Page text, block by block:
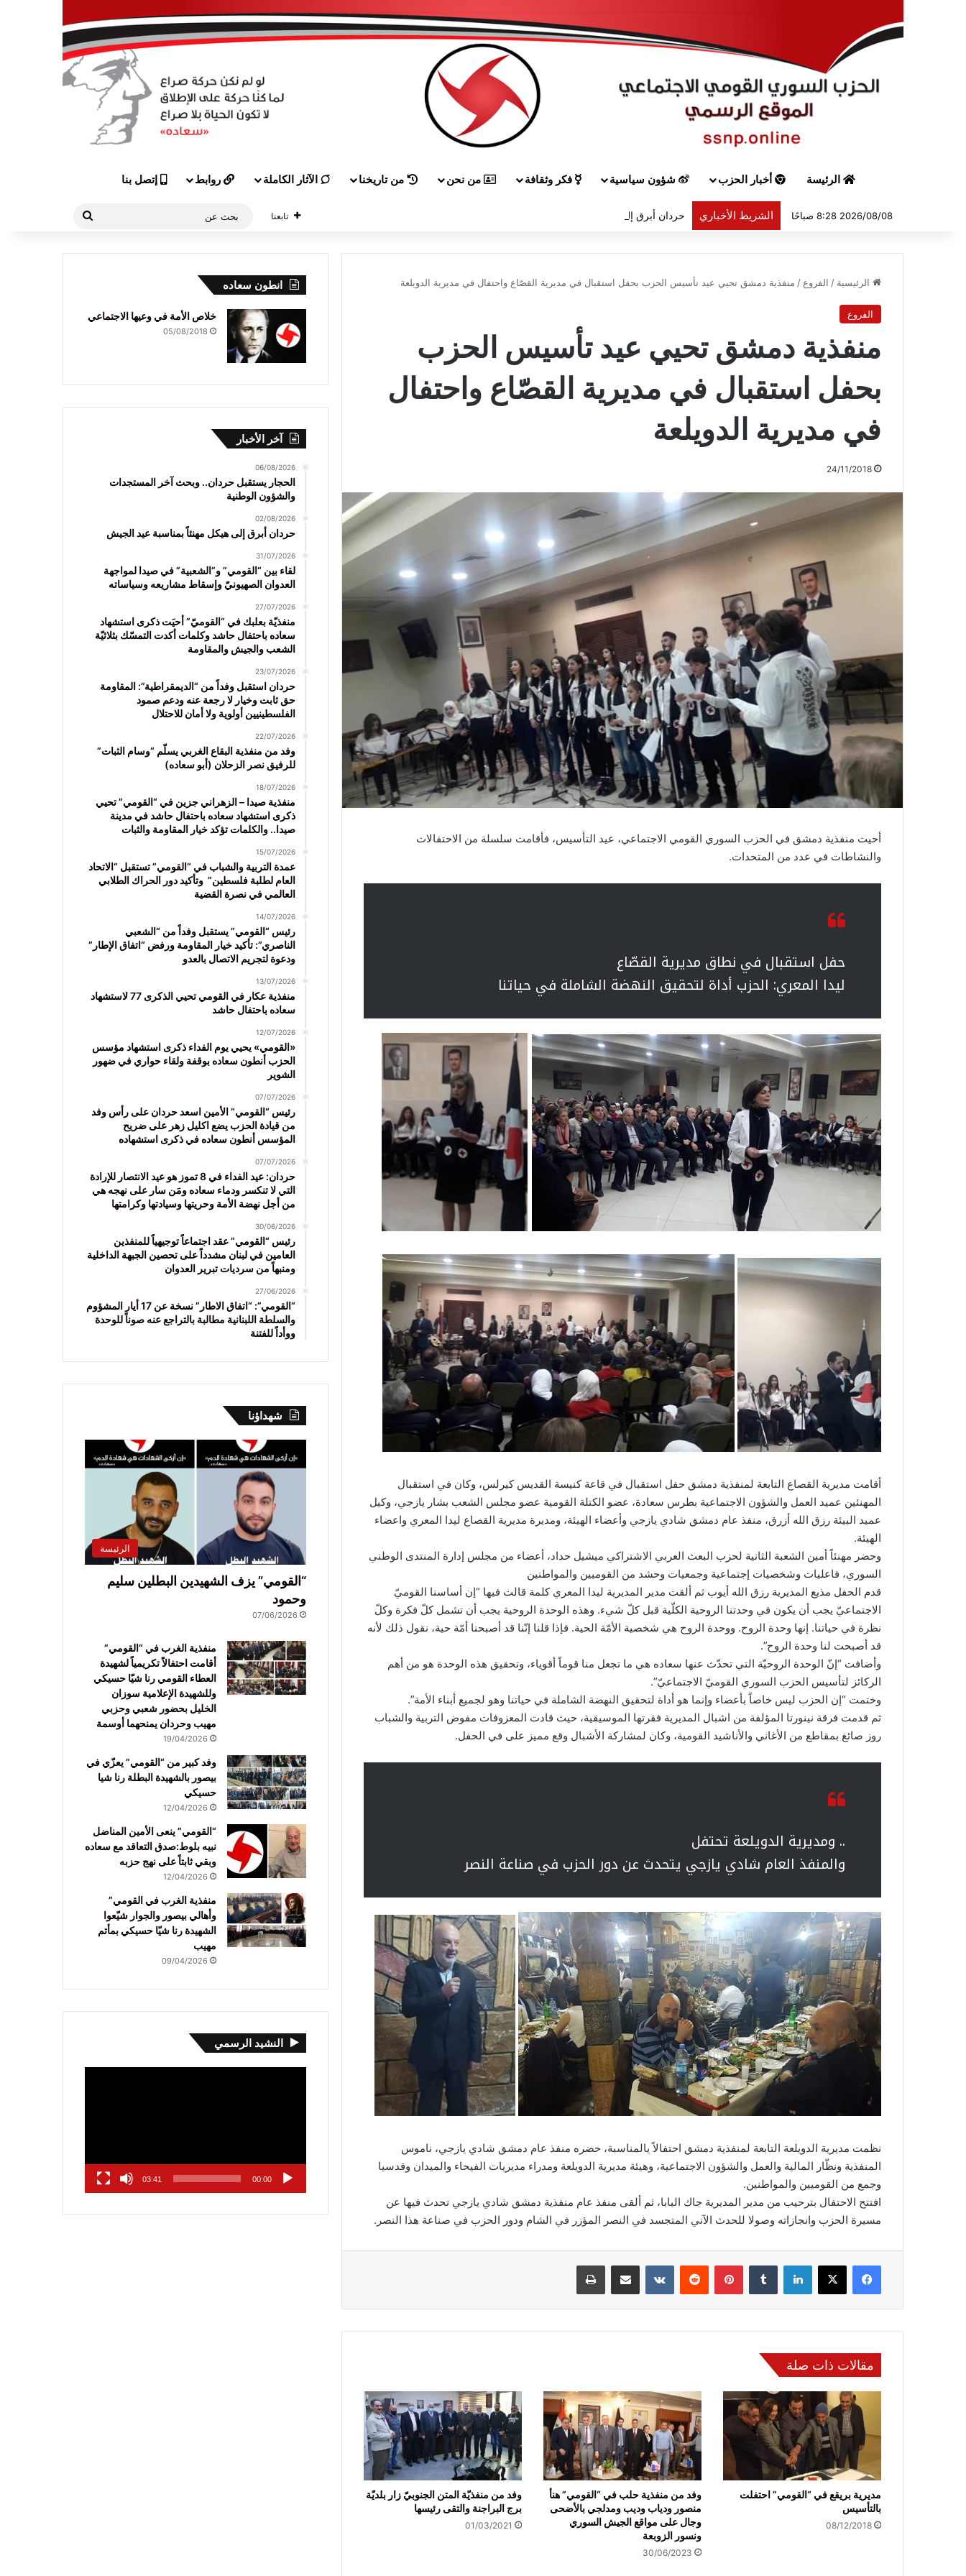
الرئيسة أخبار الحزب شؤون سياسية فكر وثقافة من نحن من تاريخنا الآثار الكاملة روابط إتصل بنا
2026/08/08 8:28 صباحًا الشريط الأخباري حردان أبرق إلى هيكل مهنئاً بمناسبة عيد الجيش تابعنا
الرئيسية / الفروع / منفذية دمشق تحيي عيد تأسيس الحزب بحفل استقبال في مديرية القصّاع واحتفال في مديرية الدويلعة
الفروع
منفذية دمشق تحيي عيد تأسيس الحزب
بحفل استقبال في مديرية القصّاع واحتفال
في مديرية الدويلعة
24/11/2018
أحيت منفذية دمشق في الحزب السوري القومي الاجتماعي، عيد التأسيس، فأقامت سلسلة من الاحتفالات
والنشاطات في عدد من المتحدات.
حفل استقبال في نطاق مديرية القصّاع
ليدا المعري: الحزب أداة لتحقيق النهضة الشاملة في حياتنا
أقامت مديرية القصاع التابعة لمنفذية دمشق حفل استقبال في قاعة كنيسة القديس كيرلس، وكان في استقبال
المهنئين عميد العمل والشؤون الاجتماعية بطرس سعادة، عضو الكتلة القومية عضو مجلس الشعب بشار يازجي، وكيل
عميد البيئة رزق الله أزرق، منفذ عام دمشق شادي يازجي وأعضاء الهيئة، ومديرة مديرية القصاع ليدا المعري واعضاء
الهيئة.
وحضر مهنئاً أمين الشعبة الثانية لحزب البعث العربي الاشتراكي ميشيل حداد، أعضاء من مجلس إدارة المنتدى الوطني
السوري، فاعليات وشخصيات إجتماعية وجمعيات وحشد من القوميين والمواطنين
قدم الحفل مذيع المديرية رزق الله أيوب ثم ألقت مدير المديرية ليدا المعري كلمة قالت فيها “إن أساسنا القوميّ
الاجتماعيّ يجب أن يكون في وحدتنا الروحية الكلّية قبل كلّ شيء. وهذه الوحدة الروحية يجب أن تشمل كلّ فكرة وكلّ
نظرة في حياتنا. إنها وحدة الروح. ووحدة الروح هي شخصية الأمّة الحية. فإذا قلنا إنّنا قد أصبحنا أمّة حية، نقول ذلك لأنه
قد أصبحت لنا وحدة الروح”.
وأضافت “إنّ الوحدة الروحيّة التي تحدّث عنها سعاده هي ما تجعل منا قوماً أقوياء، وتحقيق هذه الوحدة هو من أهم
الركائز لتأسيس الحزب السوري القوميّ الاجتماعيّ”.
وختمت “إن الحزب ليس خاصاً بأعضاء وإنما هو أداة لتحقيق النهضة الشاملة في حياتنا وهو لجميع أبناء الأمة”.
ثم قدمت فرقة نينورتا المؤلفة من اشبال المديرية فقرتها الموسيقية، حيث قادت المعزوفات مفوض التربية والشباب
روز صائغ بمقاطع من الأغاني والأناشيد القومية، وكان لمشاركة الأشبال وقع مميز على في الحفل.
.. ومديرية الدويلعة تحتفل
والمنفذ العام شادي يازجي يتحدث عن دور الحزب في صناعة النصر
نظمت مديرية الدويلعة التابعة لمنفذية دمشق احتفالاً يالمناسبة، حضره منفذ عام دمشق شادي يازجي، ناموس
المنفذية ونظّار المالية والعمل والشؤون الاجتماعية، وهيئة مديرية الدويلعة ومدراء مديريات الفيحاء والميدان وقدسيا
وجمع من القوميين والمواطنين.
افتتح الاحتفال بترحيب من مدير المديرية جاك البابا، ثم ألقى منفذ عام منفذية دمشق شادي يازجي تحدث فيها عن
مسيرة الحزب وانجازاته وصولا للحدث الآني المتجسد في النصر المؤزر في الشام ودور الحزب في صناعة هذا النصر.
فيسبوك لينكدإن بينتيريست
مقالات ذات صلة
مديرية بريقع في “القومي” احتفلت
بالتأسيس
08/12/2018
وفد من منفذية حلب في “القومي” هنأ
منصور ودياب وديب ومدلجي بالأضحى
وجال على مواقع الجيش السوري
ونسور الزوبعة
30/06/2023
وفد من منفذيّة المتن الجنوبيّ زار بلديّة
برج البراجنة والتقى رئيسها
01/03/2021
انطون سعاده
خلاص الأمة في وعيها الاجتماعي
05/08/2018
آخر الأخبار
06/08/2026
الحجار يستقبل حردان.. وبحث آخر المستجدات
والشؤون الوطنية
02/08/2026
حردان أبرق إلى هيكل مهنئاً بمناسبة عيد الجيش
31/07/2026
لقاء بين “القومي” و”الشعبية” في صيدا لمواجهة
العدوان الصهيونيّ وإسقاط مشاريعه وسياساته
27/07/2026
منفذيّة بعلبك في “القوميّ” أحيَت ذكرى استشهاد
سعاده باحتفال حاشد وكلمات أكدت التمسّك بثلاثيّة
الشعب والجيش والمقاومة
23/07/2026
حردان استقبل وفداً من “الديمقراطية”: المقاومة
حق ثابت وخيار لا رجعة عنه ودعم صمود
الفلسطينيين أولوية ولا أمان للاحتلال
22/07/2026
وفد من منفذية البقاع الغربي يسلّم “وسام الثبات”
للرفيق نصر الزحلان (أبو سعاده)
18/07/2026
منفذية صيدا – الزهراني جزين في “القومي” تحيي
ذكرى استشهاد سعاده باحتفال حاشد في مدينة
صيدا.. والكلمات تؤكد خيار المقاومة والثبات
15/07/2026
عمدة التربية والشباب في “القومي” تستقبل “الاتحاد
العام لطلبة فلسطين” وتأكيد دور الحراك الطلابي
العالمي في نصرة القضية
14/07/2026
رئيس “القومي” يستقبل وفداً من “الشعبي
الناصري”: تأكيد خيار المقاومة ورفض “اتفاق الإطار”
ودعوة لتجريم الاتصال بالعدو
13/07/2026
منفذية عكار في القومي تحيي الذكرى 77 لاستشهاد
سعاده باحتفال حاشد
12/07/2026
«القومي» يحيي يوم الفداء ذكرى استشهاد مؤسس
الحزب أنطون سعاده بوقفة ولقاء حواري في ضهور
الشوير
07/07/2026
رئيس “القومي” الأمين اسعد حردان على رأس وفد
من قيادة الحزب يضع اكليل زهر على ضريح
المؤسس أنطون سعاده في ذكرى استشهاده
07/07/2026
حردان: عيد الفداء في 8 تموز هو عيد الانتصار للإرادة
التي لا تنكسر ودماء سعاده ومَن سار على نهجه هي
من أجل نهضة الأمة وحريتها وسيادتها وكرامتها
30/06/2026
رئيس “القومي” عقد اجتماعاً توجيهياً للمنفذين
العامين في لبنان مشدداً على تحصين الجبهة الداخلية
ومنبهاً من سرديات تبرير العدوان
27/06/2026
“القومي”: “اتفاق الاطار” نسخة عن 17 أيار المشؤوم
والسلطة اللبنانية مطالبة بالتراجع عنه صوناً للوحدة
ووأداً للفتنة
شهداؤنا
الرئيسة
“القومي” يزف الشهيدين البطلين سليم
وحمود
07/06/2026
منفذية الغرب في “القومي”
أقامت احتفالاً تكريمياً لشهيدة
العطاء القومي رنا شيّا حسيكي
وللشهيدة الإعلامية سوزان
الخليل بحضور شعبي وحزبي
مهيب وحردان يمنحهما أوسمة
19/04/2026
وفد كبير من “القومي” يعزّي في
بيصور بالشهيدة البطلة رنا شيا
حسيكي
12/04/2026
“القومي” ينعى الأمين المناضل
نبيه بلوط:صدق التعاقد مع سعاده
وبقي ثابتاً على نهج حزبه
12/04/2026
منفذية الغرب في القومي”
وأهالي بيصور والجوار شيّعوا
الشهيدة رنا شيّا حسيكي بمأتم
مهيب
09/04/2026
النشيد الرسمي
00:00
03:41